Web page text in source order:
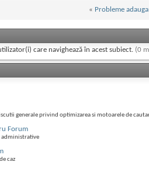
« Probleme
care navighează în acest subiect. (0
generale privind optimizarea si motoarele de
Forum
administrative
caz